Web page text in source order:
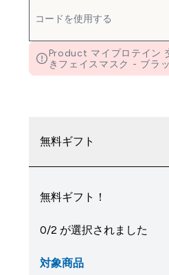
Product マイプロテイン
きフェイスマスク - ブ
無料ギフト
無料ギフト！
0/2 が選択されました
対象商品